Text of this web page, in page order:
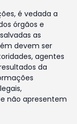
é vedada a
órgãos e
as
devem ser
agentes
da
não apresentem